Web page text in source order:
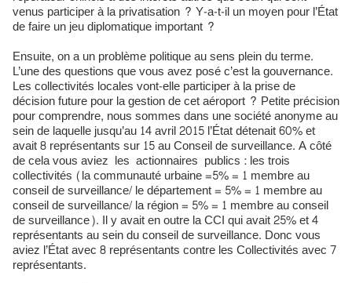
venus participer à la privatisation ? Y-a-t-il un moyen pour l’État
de faire un jeu diplomatique important ?
Ensuite, on a un problème politique au sens plein du terme.
L’une des questions que vous avez posé c’est la gouvernance.
Les collectivités locales vont-elle participer à la prise de
décision future pour la gestion de cet aéroport ? Petite précision
pour comprendre, nous sommes dans une société anonyme au
sein de laquelle jusqu’au 14 avril 2015 l’État détenait 60% et
avait 8 représentants sur 15 au Conseil de surveillance. A côté
de cela vous aviez les actionnaires publics : les trois
collectivités (la communauté urbaine =5% = 1 membre au
conseil de surveillance/ le département = 5% = 1 membre au
conseil de surveillance/ la région = 5% = 1 membre au conseil
de surveillance). Il y avait en outre la CCI qui avait 25% et 4
représentants au sein du conseil de surveillance. Donc vous
aviez l’État avec 8 représentants contre les Collectivités avec 7
représentants.